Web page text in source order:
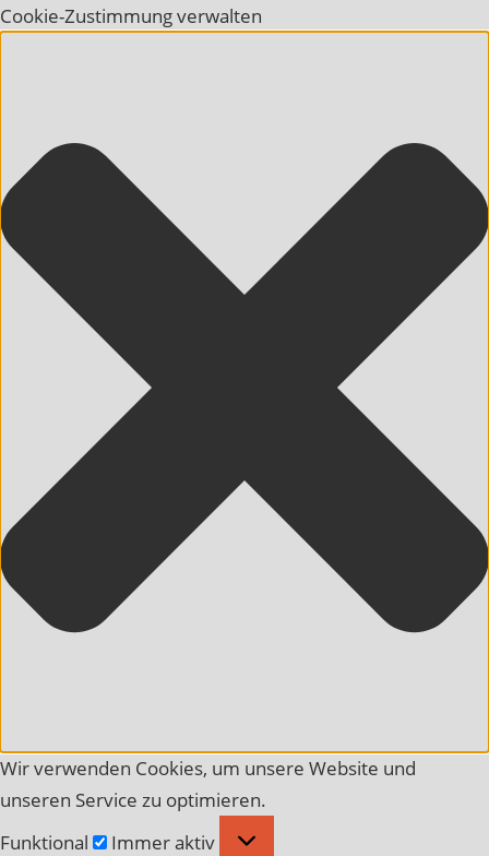
Cookie-Zustimmung verwalten
Wir verwenden Cookies, um unsere Website und
unseren Service zu optimieren.
Funktional
Funktional
Immer aktiv